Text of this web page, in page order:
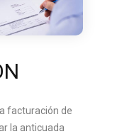
facturación de
la anticuada